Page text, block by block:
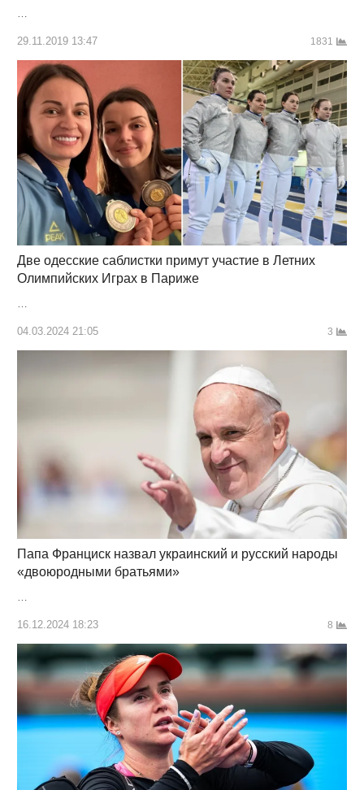
29.11.2019 13:47 1831
Две одесские саблистки примут участие в Летних
Олимпийских Играх в Париже
…
04.03.2024 21:05 3
Папа Франциск назвал украинский и русский народы
«двоюродными братьями»
…
16.12.2024 18:23 8